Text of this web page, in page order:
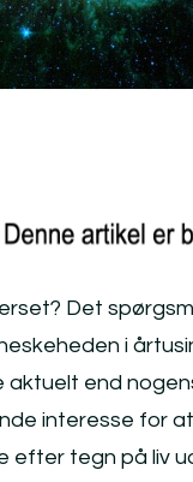
Det
i
end
interesse for
efter tegn på liv